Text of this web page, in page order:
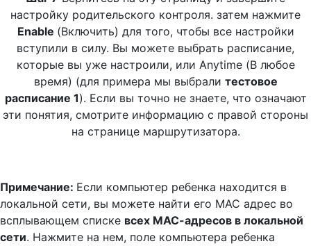
настройку родительского контроля. затем нажмите
Enable (Включить) для того, чтобы все настройки
вступили в силу. Вы можете выбрать расписание,
которые вы уже настроили, или Anytime (В любое
время) (для примера мы выбрали тестовое
расписание 1). Если вы точно не знаете, что означают
эти понятия, смотрите информацию с правой стороны
на странице маршрутизатора.
Примечание: Если компьютер ребенка находится в
локальной сети, вы можете найти его МАС адрес во
всплывающем списке всех МАС-адресов в локальной
сети. Нажмите на нем, поле компьютера ребенка